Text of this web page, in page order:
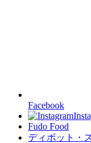
Facebook
Fudo Food
ディボット・